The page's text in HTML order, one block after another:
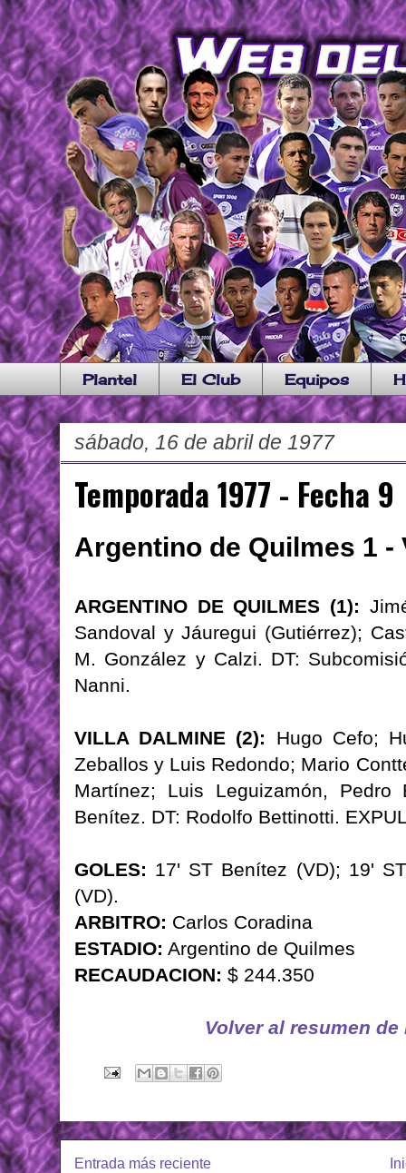
Plantel El Club Equipos
sábado, 16 de abril de 1977
Temporada 1977 - Fecha 9
Argentino de Quilmes 1 -
ARGENTINO DE QUILMES (1):
Sandoval y Jáuregui (Gutiérrez);
M. González y Calzi. DT:
Nanni.
VILLA DALMINE (2):
Hugo Cefo;
Zeballos y Luis Redondo; Mario
Martínez; Luis Leguizamón,
Benítez. DT: Rodolfo Bettinotti.
GOLES: 17' ST Benítez (VD); 19'
(VD).
ARBITRO: Carlos Coradina
ESTADIO: Argentino de Quilmes
RECAUDACION: $ 244.350
Volver al resumen
Entrada más reciente